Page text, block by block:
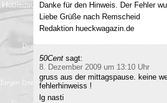
Danke für den Hinweis. Der Fehler
Liebe Grüße nach Remscheid
Redaktion hueckwagazin.de
50Cent sagt:
8. Dezember 2009 um 13:10 Uhr
gruss aus der mittagspause. keine
fehlerhinweiss !
lg nasti